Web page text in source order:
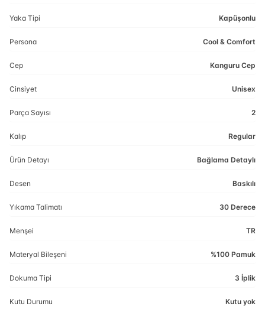
Yaka Tipi Kapüşonlu
Persona Cool & Comfort
Cep Kanguru Cep
Cinsiyet Unisex
Parça Sayısı 2
Kalıp Regular
Ürün Detayı Bağlama Detaylı
Desen Baskılı
Yıkama Talimatı 30 Derece
Menşei TR
Materyal Bileşeni %100 Pamuk
Dokuma Tipi 3 İplik
Kutu Durumu Kutu yok